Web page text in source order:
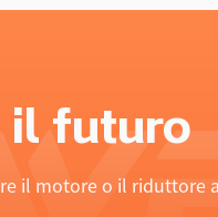
il futuro
il motore o il